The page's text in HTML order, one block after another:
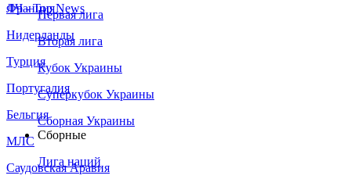
Франция
Нидерланды
Турция
Португалия
Бельгия
МЛС
Саудовская Аравия
ЛЧ - Top News
Первая лига
Вторая лига
Кубок Украины
Суперкубок Украины
Сборная Украины
Сборные
Лига наций